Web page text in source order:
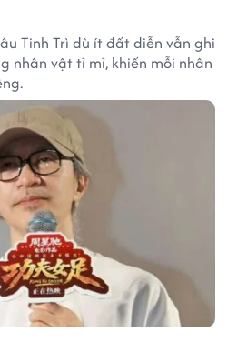
Tinh Trì dù ít đất diễn vẫn ghi
nhân vật tỉ mỉ, khiến mỗi nhân